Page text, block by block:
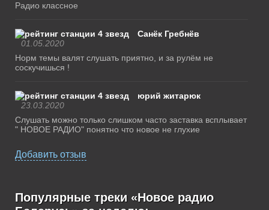
Радио классное
Санёк Гребнёв
01.05.2020
Норм темы валят слушать приятно, и за рулём не
соскучишься !
юрий житарюк
23.03.2020
Слушать можно только слишком часто заставка всплывает
" НОВОЕ РАДИО" понятно что новое не глухие
Добавить отзыв
Популярные треки «Новое радио